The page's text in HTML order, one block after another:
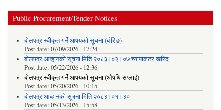
Public Procurement/Tender Notices
बोलपत्र स्वीकृत गर्ने आषयको सूचना (बोरिङ)
Post date: 07/09/2026 - 17:24
बोलपत्र आव्हानको सूचना मिति २०८३।०२।०७ च्यापाकटर खरिद
Post date: 05/22/2026 - 12:36
बोलपत्र स्वीकृत गर्ने आषयको सूचना (औषधि सप्लाई)
Post date: 05/20/2026 - 10:15
बोलपत्र आव्हानको सूचना मिति २०८३।०१।३०
Post date: 05/13/2026 - 15:58